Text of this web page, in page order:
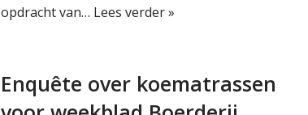
opdracht van… Lees verder »
Enquête over koematrassen